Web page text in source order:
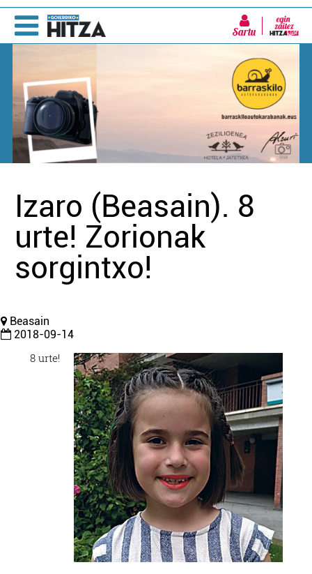
Sartu
Izaro (Beasain). 8
urte! Zorionak
sorgintxo!
Beasain
2018-09-14
8 urte!